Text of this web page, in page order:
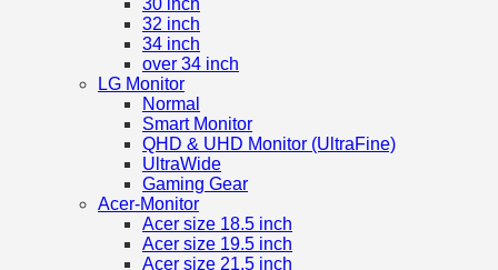
30 inch
32 inch
34 inch
over 34 inch
LG Monitor
Normal
Smart Monitor
QHD & UHD Monitor (UltraFine)
UltraWide
Gaming Gear
Acer-Monitor
Acer size 18.5 inch
Acer size 19.5 inch
Acer size 21.5 inch